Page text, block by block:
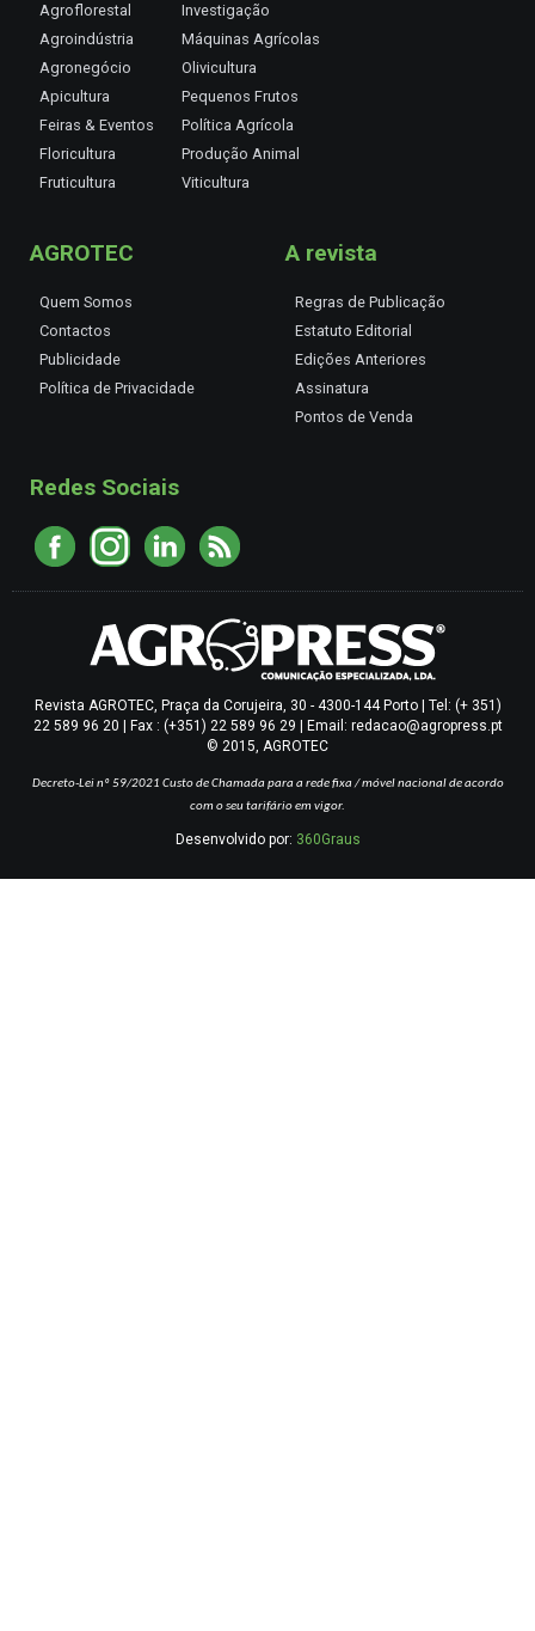
Agroflorestal
Agroindústria
Agronegócio
Apicultura
Feiras & Eventos
Floricultura
Fruticultura
Investigação
Máquinas Agrícolas
Olivicultura
Pequenos Frutos
Política Agrícola
Produção Animal
Viticultura
AGROTEC
Quem Somos
Contactos
Publicidade
Política de Privacidade
A revista
Regras de Publicação
Estatuto Editorial
Edições Anteriores
Assinatura
Pontos de Venda
Redes Sociais
Revista AGROTEC, Praça da Corujeira, 30 - 4300-144 Porto | Tel: (+ 351)
22 589 96 20 | Fax : (+351) 22 589 96 29 | Email: redacao@agropress.pt
© 2015, AGROTEC
Decreto-Lei nº 59/2021 Custo de Chamada para a rede fixa / móvel nacional de acordo
com o seu tarifário em vigor.
Desenvolvido por: 360Graus